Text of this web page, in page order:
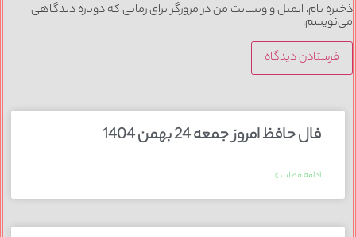
ذخیره نام، ایمیل و وبسایت من در مرورگر برای زمانی که دوباره دیدگاهی
می‌نویسم.
فال حافظ امروز جمعه 24 بهمن 1404
ادامه مطلب »